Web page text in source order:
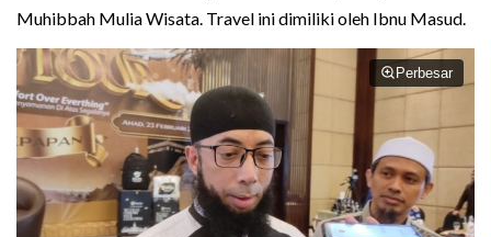
Muhibbah Mulia Wisata. Travel ini dimiliki oleh Ibnu Masud.
Perbesar